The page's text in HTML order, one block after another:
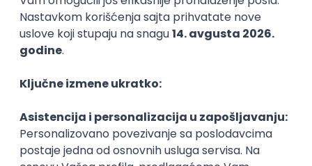
3.7
Beograd
06.09.2026.
C# C++
Istaknuti poslodavci